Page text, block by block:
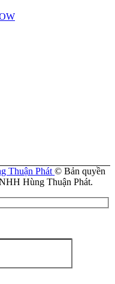
© Bản quyền
Hùng Thuận Phát.